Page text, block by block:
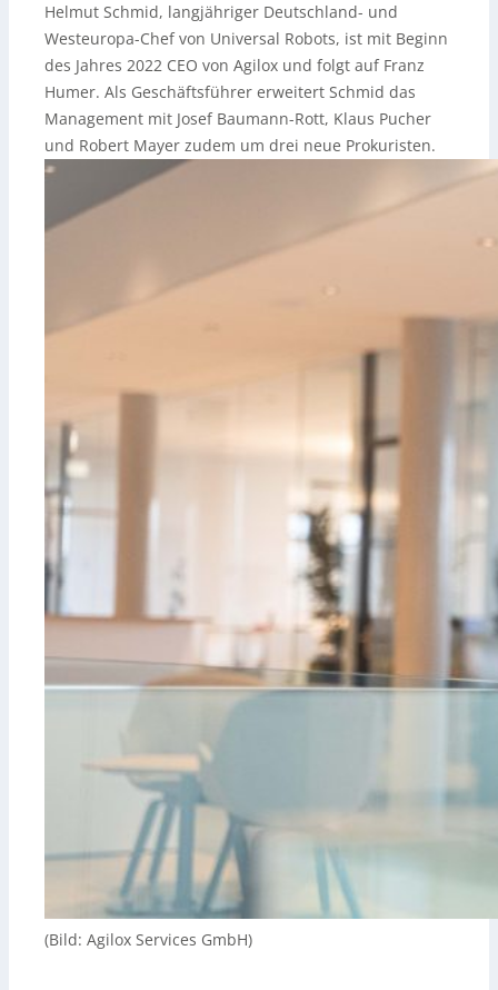
Helmut Schmid, langjähriger Deutschland- und
Westeuropa-Chef von Universal Robots, ist mit Beginn
des Jahres 2022 CEO von Agilox und folgt auf Franz
Humer. Als Geschäftsführer erweitert Schmid das
Management mit Josef Baumann-Rott, Klaus Pucher
und Robert Mayer zudem um drei neue Prokuristen.
(Bild: Agilox Services GmbH)